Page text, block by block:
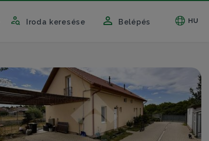
Iroda keresése Belépés HU